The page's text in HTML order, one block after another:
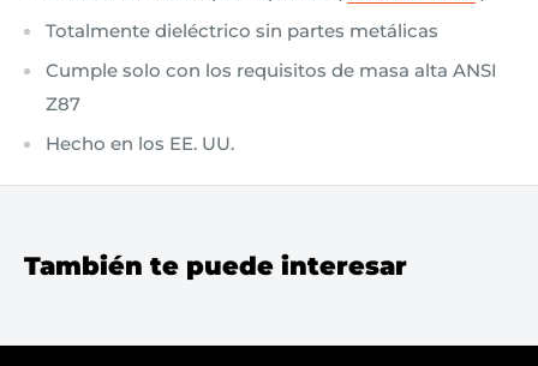
Totalmente dieléctrico sin partes metálicas
Cumple solo con los requisitos de masa alta ANSI
Z87
Hecho en los EE. UU.
También te puede interesar